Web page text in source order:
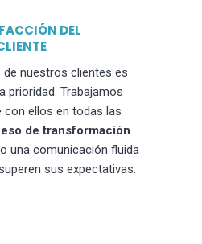
DEL
de nuestros clientes es
prioridad. Trabajamos
con ellos en todas las
de transformación
una comunicación fluida
sus expectativas.